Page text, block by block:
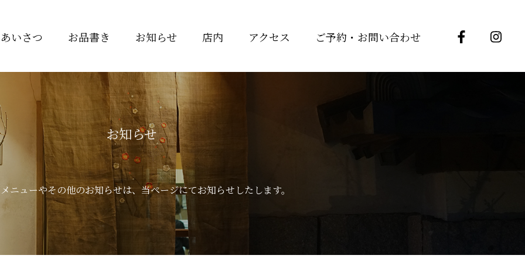
いさつ お品書き お知らせ 店内 アクセス ご予約・お問い合わせ
お知らせ
ニューやその他のお知らせは、当ページにてお知らせしたします。